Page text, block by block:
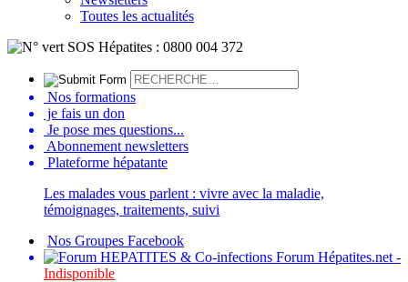
Toutes les actualités
Nos formations
je fais un don
Je pose mes questions...
Abonnement newsletters
Plateforme hépatante
Les malades vous parlent : vivre avec la maladie,
témoignages, traitements, suivi
Nos Groupes Facebook
Forum Hépatites.net -
Indisponible